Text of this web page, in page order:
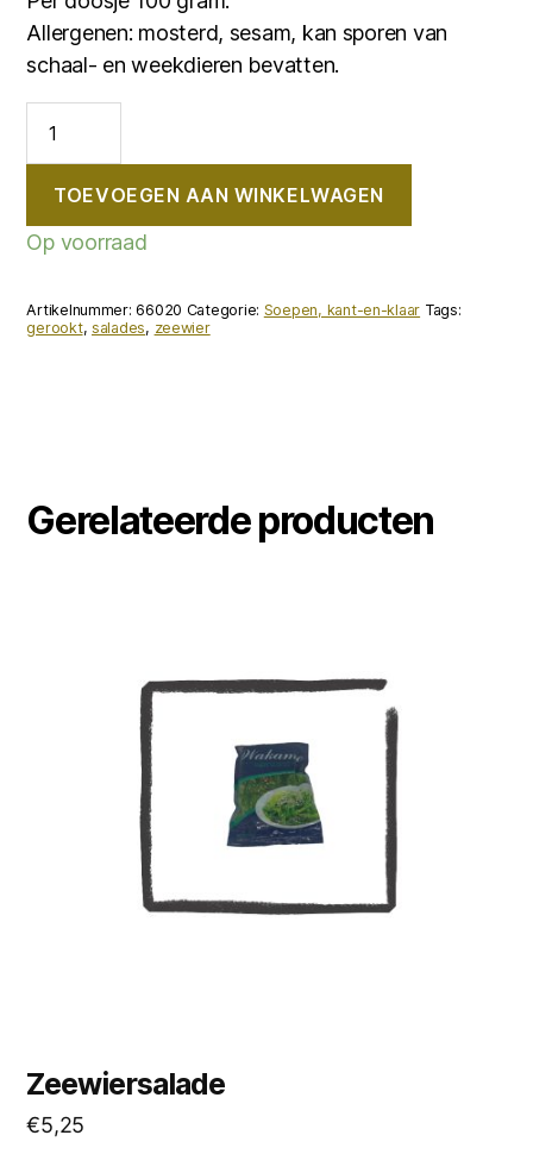
Allergenen: mosterd, sesam, kan sporen van
schaal- en weekdieren bevatten.
aantal
TOEVOEGEN AAN WINKELWAGEN
Op voorraad
Artikelnummer:66020 Categorie: Soepen, kant-en-klaar Tags:
gerookt, salades, zeewier
Gerelateerde producten
Zeewiersalade
€5,25